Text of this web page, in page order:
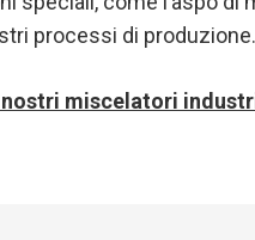
processi di produzione.
nostri miscelatori